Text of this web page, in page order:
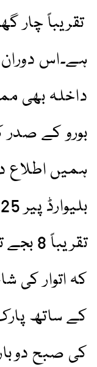
تقریباً چار
ہے۔اس
داخلہ بھی
بورو کے صدر
ہمیں اطلاع
کہ اتوار کی
کے ساتھ
کی صبح